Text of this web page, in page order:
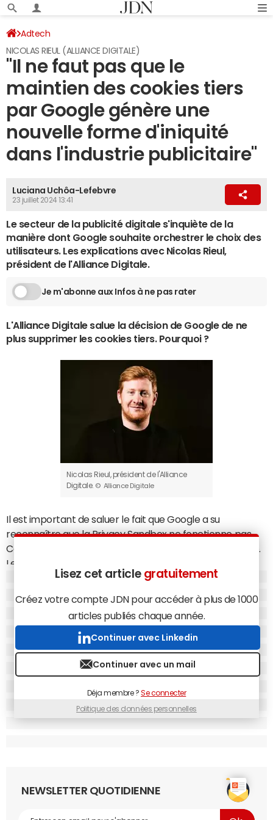
Adtech
NICOLAS RIEUL (ALLIANCE DIGITALE)
"Il ne faut pas que le
maintien des cookies tiers
par Google génère une
nouvelle forme d'iniquité
dans l'industrie publicitaire"
Luciana Uchôa-Lefebvre
23 juillet 2024 13:41
Le secteur de la publicité digitale s'inquiète de la
manière dont Google souhaite orchestrer le choix des
utilisateurs. Les explications avec Nicolas Rieul,
président de l'Alliance Digitale.
Je m'abonne aux Infos à ne pas rater
L'Alliance Digitale salue la décision de Google de ne
plus supprimer les cookies tiers. Pourquoi ?
Nicolas Rieul, président de l'Alliance
Digitale. © Alliance Digitale
Il est important de saluer le fait que Google a su
reconnaître que laPrivacy Sandboxne fonctionne pas.
Ce n'était pas une décision facile à prendre pour Google.
Les tests le démontrent : l'alternative proposée par
Google aux cookies tiers ne fonctionne pas et les
n'ont pas été prises en compte par le groupe.
Que la Privacy Sandbox ne fonctionne pas, c'est une
chose. Revenir sur la décision de supprimer les cookies
tiers en est une autre. En quoi cette décision de
maintenir les cookies tiers vous parait-elle légitime ?
Le péché originel de Google a été double. Tout d'abord,
d'annoncer la fin des cookies tiers sans disposer d'une
La fin des cookies tiers renforcerait la position des plus
gros acteurs dont Google tout en enlevant à l'open web
Lisez cet article gratuitement
Créez votre compte JDN pour accéder à plus de 1000
articles publiés chaque année.
Continuer avec Linkedin
Continuer avec un mail
Déja membre ?Se connecter
Politique des données personnelles
NEWSLETTER QUOTIDIENNE